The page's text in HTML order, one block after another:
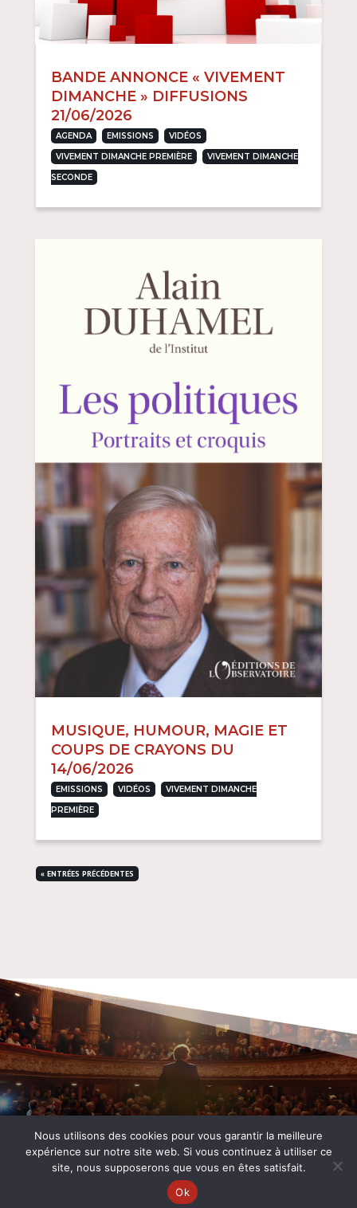
BANDE ANNONCE « VIVEMENT
DIMANCHE » DIFFUSIONS
21/06/2026
AGENDA , EMISSIONS , VIDÉOS ,
VIVEMENT DIMANCHE PREMIÈRE ,
VIVEMENT DIMANCHE
SECONDE
MUSIQUE, HUMOUR, MAGIE ET
COUPS DE CRAYONS DU
14/06/2026
EMISSIONS , VIDÉOS ,
VIVEMENT DIMANCHE
PREMIÈRE
« ENTRÉES PRÉCÉDENTES
Un site développé parNIOU
Nous utilisons des cookies pour vous garantir la meilleure
expérience sur notre site web. Si vous continuez à utiliser ce
site, nous supposerons que vous en êtes satisfait.
Ok